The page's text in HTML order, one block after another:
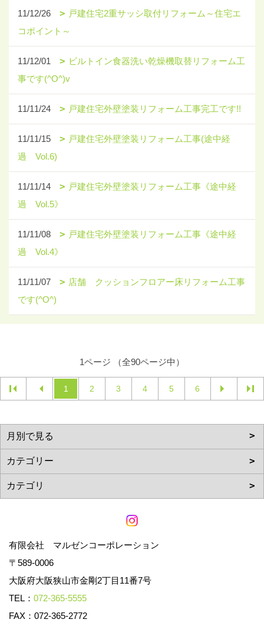
11/12/26
戸建住宅2重サッシ取付リフォーム～住宅エ
コポイント～
11/12/01
ビルトイン食器洗い乾燥機取替リフォーム工
事です(^O^)v
11/11/24 戸建住宅外壁塗装リフォーム工事完工です!!
11/11/15
戸建住宅外壁塗装リフォーム工事(途中経
過 Vol.6)
11/11/14
戸建住宅外壁塗装リフォーム工事《途中経
過 Vol.5》
11/11/08
戸建住宅外壁塗装リフォーム工事《途中経
過 Vol.4》
11/11/07
店舗 クッションフロアー床リフォーム工事
です(^O^)
1ページ （全90ページ中）
1 2 3 4 5 6
有限会社 マルゼンコーポレーション
〒589-0006
大阪府大阪狭山市金剛2丁目11番7号
TEL： 072-365-5555
FAX：072-365-2772